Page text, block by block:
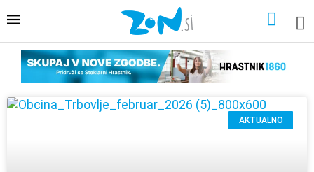
AKTUALNO